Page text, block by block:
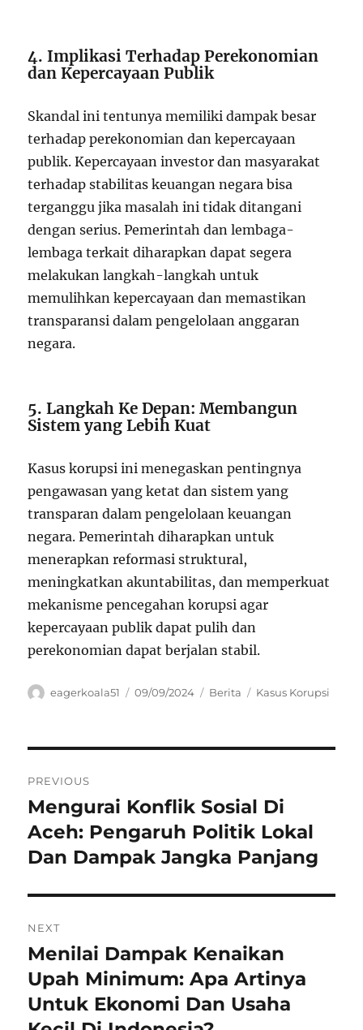
4. Implikasi Terhadap Perekonomian
dan Kepercayaan Publik
Skandal ini tentunya memiliki dampak besar
terhadap perekonomian dan kepercayaan
publik. Kepercayaan investor dan masyarakat
terhadap stabilitas keuangan negara bisa
terganggu jika masalah ini tidak ditangani
dengan serius. Pemerintah dan lembaga-
lembaga terkait diharapkan dapat segera
melakukan langkah-langkah untuk
memulihkan kepercayaan dan memastikan
transparansi dalam pengelolaan anggaran
negara.
5. Langkah Ke Depan: Membangun
Sistem yang Lebih Kuat
Kasus korupsi ini menegaskan pentingnya
pengawasan yang ketat dan sistem yang
transparan dalam pengelolaan keuangan
negara. Pemerintah diharapkan untuk
menerapkan reformasi struktural,
meningkatkan akuntabilitas, dan memperkuat
mekanisme pencegahan korupsi agar
kepercayaan publik dapat pulih dan
perekonomian dapat berjalan stabil.
Author
eagerkoala51
Posted
09/09/2024 Categories
Berita Tags
Kasus Korupsi
pos
PREVIOUS
Previous
post:
Mengurai Konflik Sosial Di
Aceh: Pengaruh Politik Lokal
Dan Dampak Jangka Panjang
NEXT
Next
post:
Menilai Dampak Kenaikan
Upah Minimum: Apa Artinya
Untuk Ekonomi Dan Usaha